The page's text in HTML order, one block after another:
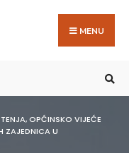
MENU
,OPĆINSKO VIJEĆE
ZAJEDNICA U